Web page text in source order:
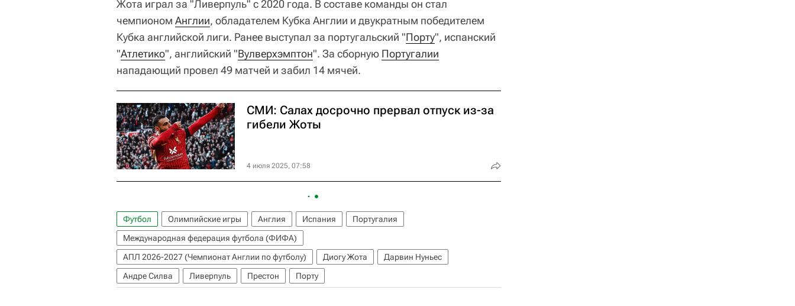
Жота играл за "Ливерпуль" с 2020 года. В составе команды он стал
чемпионом Англии, обладателем Кубка Англии и двукратным победителем
Кубка английской лиги. Ранее выступал за португальский "Порту", испанский
"Атлетико", английский "Вулверхэмптон". За сборную Португалии
нападающий провел 49 матчей и забил 14 мячей.
СМИ: Салах досрочно прервал отпуск из-за
гибели Жоты
4 июля 2025, 07:58
Футбол Олимпийские игры Англия Испания
Португалия
Международная федерация футбола (ФИФА)
АПЛ 2026-2027 (Чемпионат Англии по футболу)
Диогу Жота
Дарвин Нуньес
Андре Силва
Ливерпуль Престон Порту